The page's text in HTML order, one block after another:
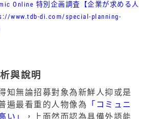
Online 特別企画調査【企業が求める人
www.tdb-di.com/special-planning-
與說明
知無論招募對象為新鮮人抑或是
遍最看重的人物像為
「コミュニ
い」
，上面然而認為具備外語能